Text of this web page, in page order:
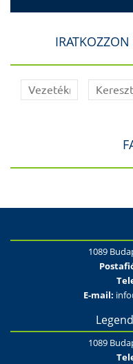
1089
E-mail:
1089